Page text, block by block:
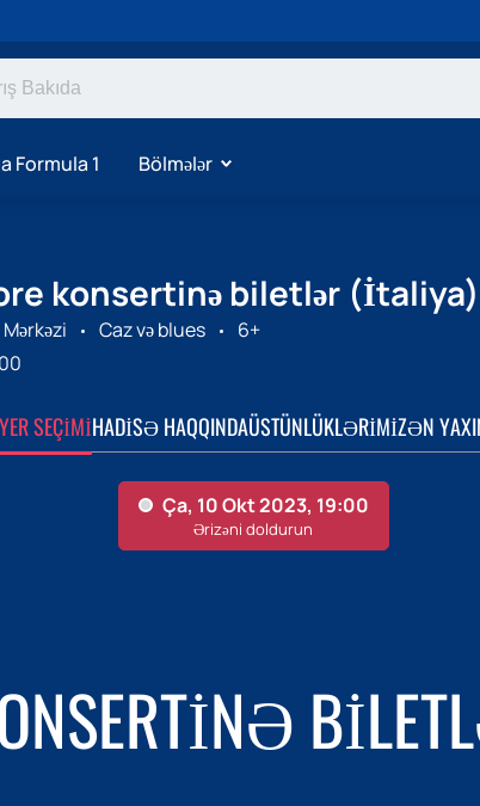
Formula 1 Bölmələr
konsertinə biletlər (İtaliya)
Caz və blues
6+
SEÇIMIHADISƏ HAQQINDAÜSTÜNLÜKLƏRIMIZƏN